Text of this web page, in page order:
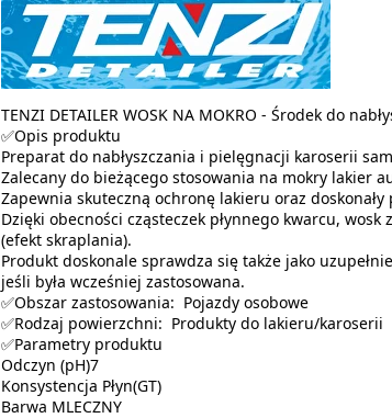
TENZI DETAILER WOSK NA MOKRO - Środek do
✅Opis produktu
Preparat do nabłyszczania i pielęgnacji karoserii
Zalecany do bieżącego stosowania na mokry lakier
Zapewnia skuteczną ochronę lakieru oraz doskonały
Dzięki obecności cząsteczek płynnego kwarcu,
(efekt skraplania).
Produkt doskonale sprawdza się także jako
jeśli była wcześniej zastosowana.
✅Obszar zastosowania: Pojazdy osobowe
✅Rodzaj powierzchni: Produkty do lakieru/karoserii
✅Parametry produktu
Odczyn (pH)7
Konsystencja Płyn(GT)
Barwa MLECZNY